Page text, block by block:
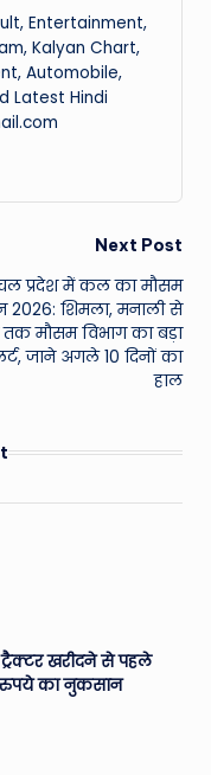
Entertainment,
Kalyan Chart,
Automobile,
Latest Hindi
Next Post
प्रदेश में कल का मौसम
2026: शिमला, मनाली से
तक मौसम विभाग का बड़ा
जाने अगले 10 दिनों का
हाल
खरीदने से पहले
रुपये का नुकसान